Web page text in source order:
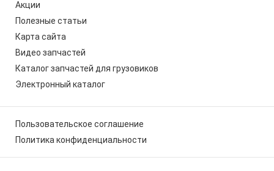
Акции
Полезные статьи
Карта сайта
Видео запчастей
Каталог запчастей для грузовиков
Электронный каталог
Пользовательское соглашение
Политика конфиденциальности